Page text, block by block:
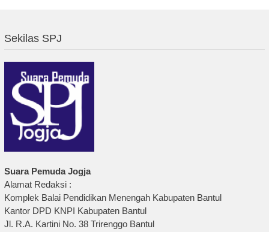
Sekilas SPJ
Suara Pemuda Jogja
Alamat Redaksi :
Komplek Balai Pendidikan Menengah Kabupaten Bantul
Kantor DPD KNPI Kabupaten Bantul
Jl. R.A. Kartini No. 38 Trirenggo Bantul